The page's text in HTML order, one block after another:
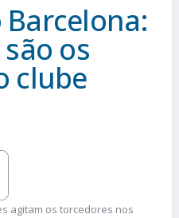
os
clube
agitam os torcedores nos